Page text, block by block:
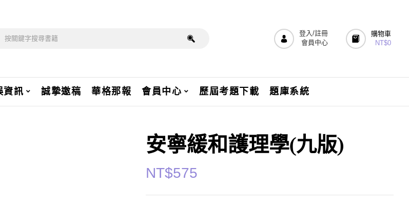
登入/註冊
會員中心
購物車
NT$0
資訊 誠摯邀稿 華格那報 會員中心 歷屆考題下載 題庫系統
安寧緩和護理學(九版)
NT$575